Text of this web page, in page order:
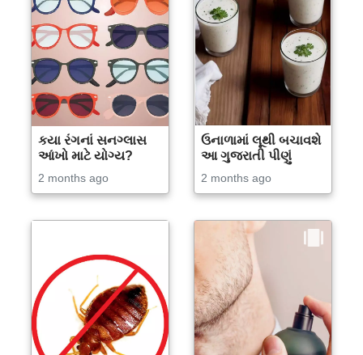
કયા રંગનાં સનગ્લાસ
આંખો માટે યોગ્ય?
2 months ago
ઉનાળામાં લૂથી બચાવશે
આ ગુજરાતી પીણું
2 months ago